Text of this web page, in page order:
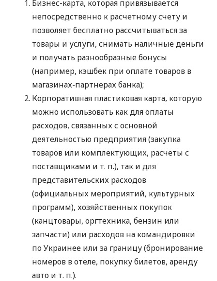
Бизнес-карта, которая привязывается
непосредственно к расчетному счету и
позволяет бесплатно рассчитываться за
товары и услуги, снимать наличные деньги
и получать разнообразные бонусы
(например, кэшбек при оплате товаров в
магазинах-партнерах банка);
Корпоративная пластиковая карта, которую
можно использовать как для оплаты
расходов, связанных с основной
деятельностью предприятия (закупка
товаров или комплектующих, расчеты с
поставщиками и т. п.), так и для
представительских расходов
(официальных мероприятий, культурных
программ), хозяйственных покупок
(канцтовары, оргтехника, бензин или
запчасти) или расходов на командировки
по Украинее или за границу (бронирование
номеров в отеле, покупку билетов, аренду
авто и т. п.).